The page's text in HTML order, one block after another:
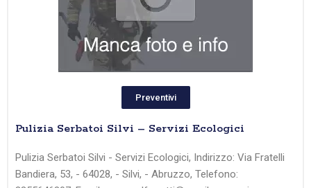
Preventivi
Pulizia Serbatoi Silvi – Servizi Ecologici
Pulizia Serbatoi Silvi - Servizi Ecologici, Indirizzo: Via Fratelli
Bandiera, 53, - 64028, - Silvi, - Abruzzo, Telefono: